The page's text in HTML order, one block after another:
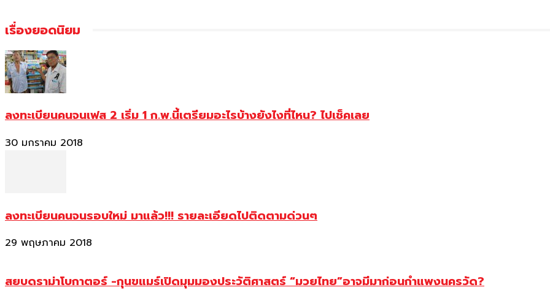
เรื่องยอดนิยม
ลงทะเบียนคนจนเฟส 2 เริ่ม 1 ก.พ.นี้เตรียมอะไรบ้างยังไงที่ไหน? ไปเช็คเลย
30 มกราคม 2018
ลงทะเบียนคนจนรอบใหม่ มาแล้ว!!! รายละเอียดไปติดตามด่วนๆ
29 พฤษภาคม 2018
สยบดราม่าโบกาตอร์ -กุนขแมร์เปิดมุมมองประวัติศาสตร์ “มวยไทย”อาจมีมาก่อนกำแพงนครวัด?